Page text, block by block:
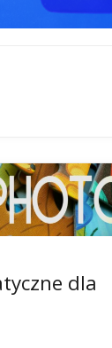
dla